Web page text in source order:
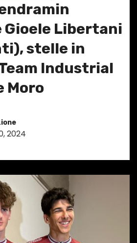
Gioele Libertani
stelle in
Industrial
Moro
2024